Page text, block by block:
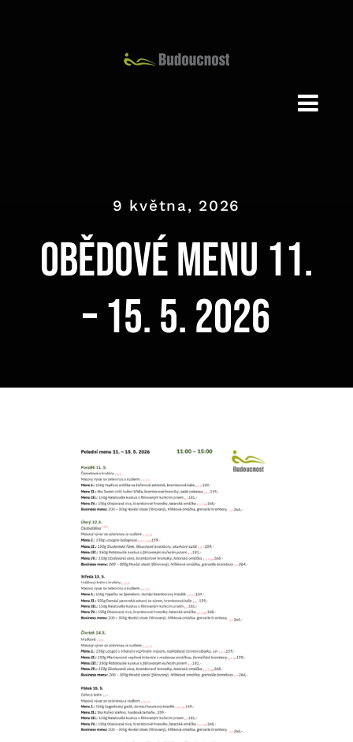
9 května, 2026
Obědové menu 11.
– 15. 5. 2026